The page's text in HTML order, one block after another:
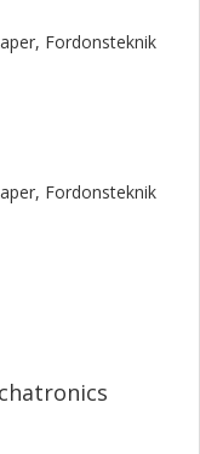
Fordonsteknik
Fordonsteknik